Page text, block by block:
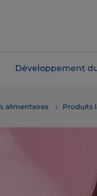
Développement
alimentaires Produits